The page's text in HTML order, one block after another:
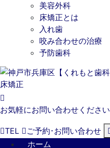
美容外科
床矯正とは
入れ歯
咬み合わせの治療
予防歯科
お気軽にお問い合わせください
TEL ご予約･ お問い合わせ
ホーム